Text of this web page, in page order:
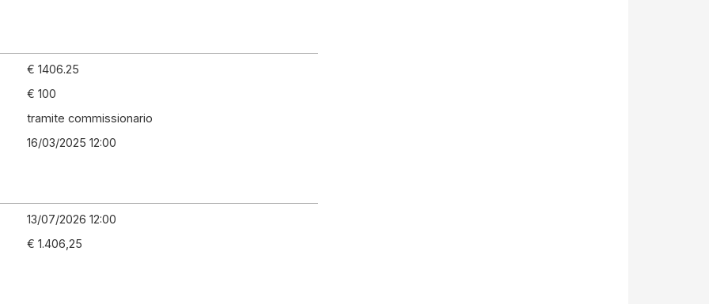
€ 1406.25
€ 100
tramite commissionario
16/03/2025 12:00
13/07/2026 12:00
€ 1.406,25